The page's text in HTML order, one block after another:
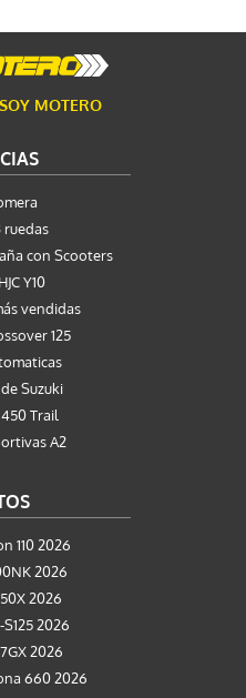
MOTERO
ruedas
con Scooters
Y10
vendidas
125
Suzuki
Trail
A2
110 2026
2026
2026
2026
2026
660 2026